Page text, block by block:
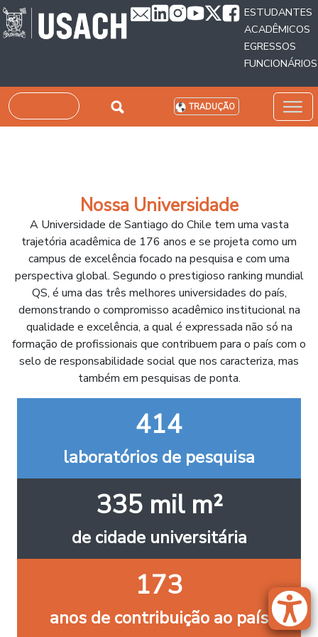
Passar para o conteúdo principal
ESTUDANTES
ACADÊMICOS
EGRESSOS
FUNCIONÁRIOS
Pesquisar TRADUÇÃO
Nossa Universidade
A Universidade de Santiago do Chile tem uma vasta
trajetória acadêmica de 176 anos e se projeta como um
campus de excelência focado na pesquisa e com uma
perspectiva global. Segundo o prestigioso ranking mundial
QS, é uma das três melhores universidades do país,
demonstrando o compromisso acadêmico institucional na
qualidade e excelência, a qual é expressada não só na
formação de profissionais que contribuem para o país com o
selo de responsabilidade social que nos caracteriza, mas
também em pesquisas de ponta.
414
laboratórios de pesquisa
335 mil m²
de cidade universitária
173
anos de contribuição ao país